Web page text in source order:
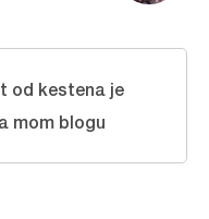
od kestena je
mom blogu